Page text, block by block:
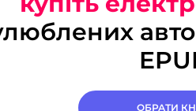
ОБРАТИ